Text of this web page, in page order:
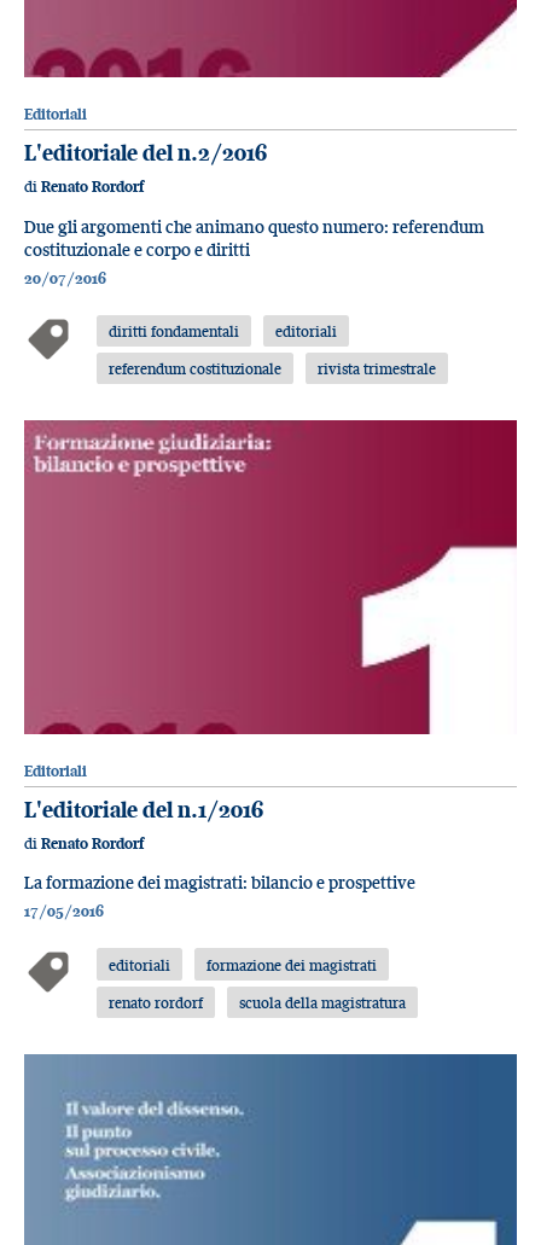
Editoriali
L'editoriale del n.2/2016
di Renato Rordorf
Due gli argomenti che animano questo numero: referendum
costituzionale e corpo e diritti
20/07/2016
diritti fondamentali
editoriali
referendum costituzionale
rivista trimestrale
Editoriali
L'editoriale del n.1/2016
di Renato Rordorf
La formazione dei magistrati: bilancio e prospettive
17/05/2016
editoriali
formazione dei magistrati
renato rordorf
scuola della magistratura